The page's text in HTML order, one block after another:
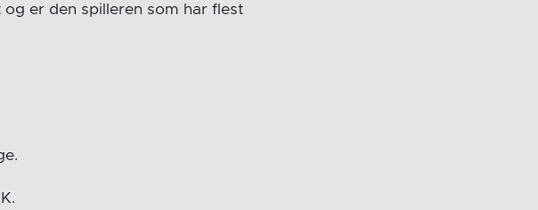
er den spilleren som har flest